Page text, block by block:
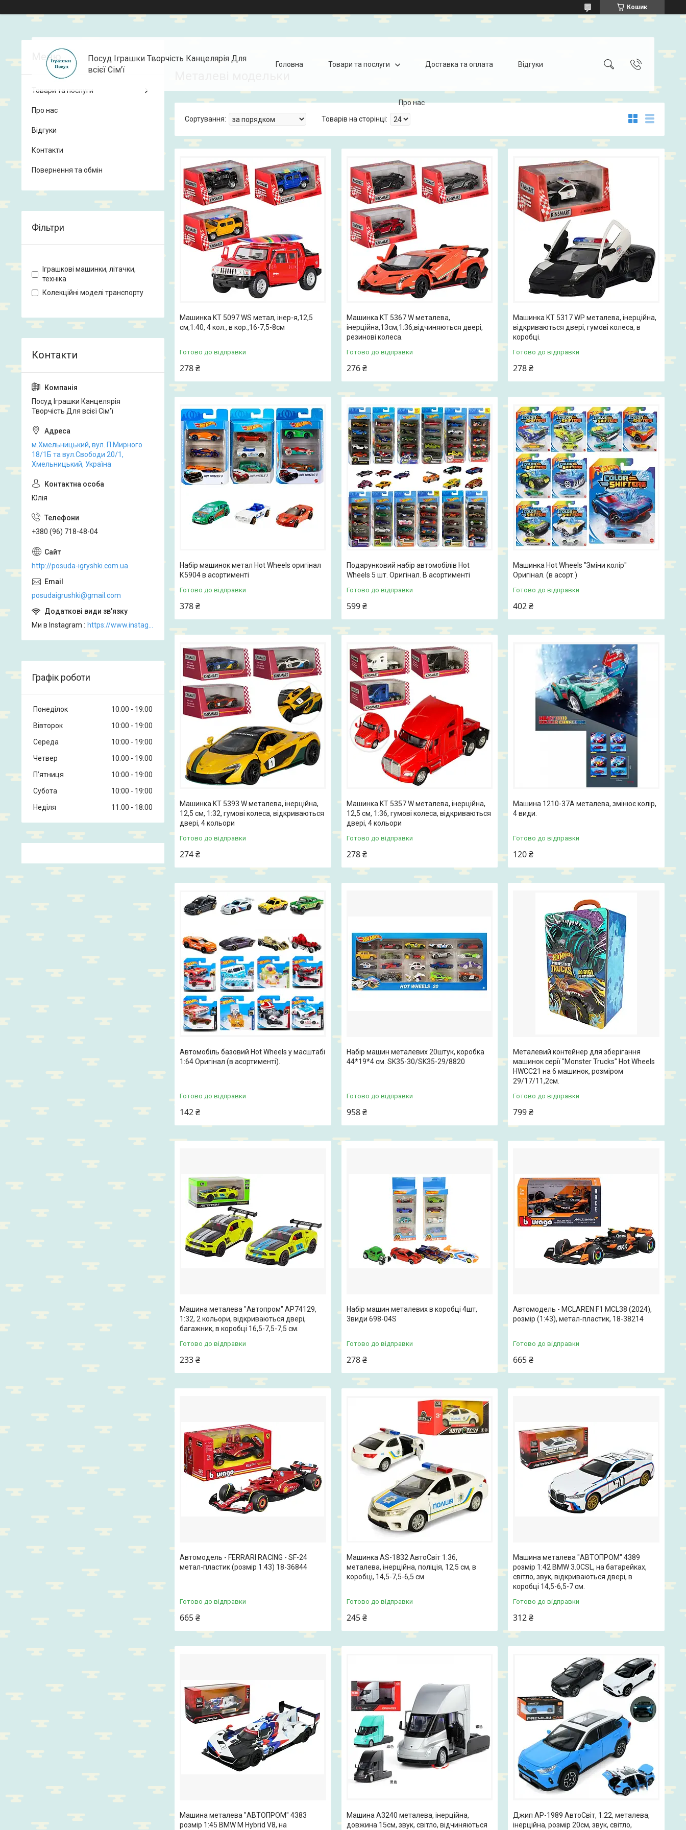
Кошик
Посуд Іграшки Творчість Канцелярія Для
всієї Сім'ї
Головна Товари та послуги Доставка та оплата Відгуки
Про нас
Машинка KT 5097 WS метал, інер-я,12,5
см,1:40, 4 кол., в кор.,16-7,5-8см
Готово до відправки
278 ₴
Машинка KT 5367 W металева,
інерційна,13см,1:36,відчиняються двері,
резинові колеса.
Готово до відправки
276 ₴
Машинка KT 5317 WP металева, інерційна,
відкриваються двері, гумові колеса, в
коробці.
Готово до відправки
278 ₴
Набір машинок метал Hot Wheels оригінал
К5904 в асортименті
Готово до відправки
378 ₴
Подарунковий набір автомобілів Hot
Wheels 5 шт. Оригінал. В асортименті
Готово до відправки
599 ₴
Машинка Hot Wheels "Зміни колір"
Оригінал. (в асорт.)
Готово до відправки
402 ₴
Машинка KT 5393 W металева, інерційна,
12,5 см, 1:32, гумові колеса, відкриваються
двері, 4 кольори
Готово до відправки
274 ₴
Машинка KT 5357 W металева, інерційна,
12,5 см, 1:36, гумові колеса, відкриваються
двері, 4 кольори
Готово до відправки
278 ₴
Машина 1210-37A металева, змінює колір,
4 види.
Готово до відправки
120 ₴
Автомобіль базовий Hot Wheels у масштабі
1:64 Оригінал (в асортименті).
Готово до відправки
142 ₴
Набір машин металевих 20штук, коробка
44*19*4 см. SK35-30/SK35-29/8820
Готово до відправки
958 ₴
Металевий контейнер для зберігання
машинок серії "Monster Trucks" Hot Wheels
HWCC21 на 6 машинок, розміром
29/17/11,2см.
Готово до відправки
799 ₴
Машина металева "Автопром" AP74129,
1:32, 2 кольори, відкриваються двері,
багажник, в коробці 16,5-7,5-7,5 см.
Готово до відправки
233 ₴
Набір машин металевих в коробці 4шт,
3види 698-04S
Готово до відправки
278 ₴
Автомодель - MCLAREN F1 MCL38 (2024),
розмір (1:43), метал-пластик, 18-38214
Готово до відправки
665 ₴
Автомодель - FERRARI RACING - SF-24
метал-пластик (розмір 1:43) 18-36844
Готово до відправки
665 ₴
Машинка AS-1832 АвтоСвіт 1:36,
металева, інерційна, поліція, 12,5 см, в
коробці, 14,5-7,5-6,5 см
Готово до відправки
245 ₴
Машина металева "АВТОПРОМ" 4389
розмір 1:42 BMW 3.0CSL, на батарейках,
світло, звук, відкриваються двері, в
коробці 14,5-6,5-7 см.
Готово до відправки
312 ₴
Машина металева "АВТОПРОМ" 4383
розмір 1:45 BMW M Hybrid V8, на
Машина A3240 металева, інерційна,
довжина 15см, звук, світло, відчиняються
Джип AP-1989 АвтоСвіт, 1:22, металева,
інерційна, розмір 20см, звук, світло,
Товари та послуги
Про нас
Відгуки
Контакти
Повернення та обмін
Фільтри
Іграшкові машинки, літачки,
техніка
Колекційні моделі транспорту
Посуд Іграшки Канцелярія
Творчість Для всієї Сім'ї
м.Хмельницький, вул. П.Мирного
18/1Б та вул.Свободи 20/1,
Хмельницький, Україна
Юлія
+380 (96) 718-48-04
http://posuda-igryshki.com.ua
posudaigrushki@gmail.com
Ми в Instagram
Графік роботи
Понеділок 10:00
19:00
Вівторок
10:00
19:00
Середа
10:00
19:00
Четвер
10:00
19:00
Пʼятниця
10:00
19:00
Субота
10:00
19:00
Неділя
11:00 18:00